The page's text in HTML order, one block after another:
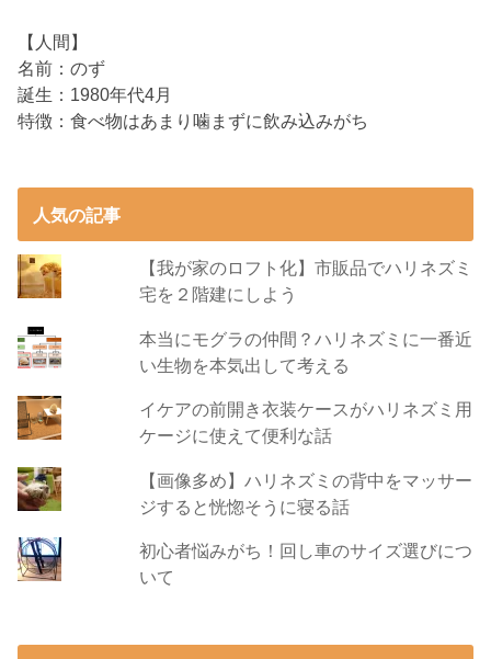
【人間】
名前：のず
誕生：1980年代4月
特徴：食べ物はあまり噛まずに飲み込みがち
人気の記事
【我が家のロフト化】市販品でハリネズミ
宅を２階建にしよう
本当にモグラの仲間？ハリネズミに一番近
い生物を本気出して考える
イケアの前開き衣装ケースがハリネズミ用
ケージに使えて便利な話
【画像多め】ハリネズミの背中をマッサー
ジすると恍惚そうに寝る話
初心者悩みがち！回し車のサイズ選びにつ
いて